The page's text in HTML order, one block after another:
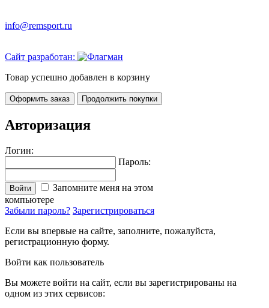
info@remsport.ru
Сайт разработан:
Товар успешно добавлен в корзину
Оформить заказ Продолжить покупки
Авторизация
Логин:
Пароль:
Войти
Запомните меня на этом
компьютере
Забыли пароль? Зарегистрироваться
Если вы впервые на сайте, заполните, пожалуйста,
регистрационную форму.
Войти как пользователь
Вы можете войти на сайт, если вы зарегистрированы на
одном из этих сервисов: